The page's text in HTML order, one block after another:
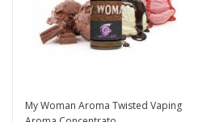
My Woman Aroma Twisted Vaping